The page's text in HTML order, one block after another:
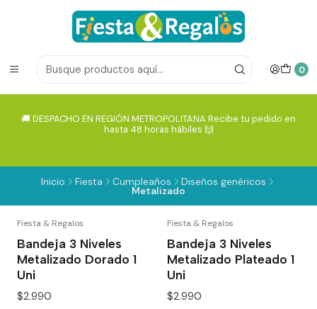
0
🚚 DESPACHO EN REGIÓN METROPOLITANA Recibe tu pedido en
hasta 48 horas hábiles 🙌
Inicio Fiesta Cumpleaños Diseños genéricos
Metalizado
Fiesta & Regalos
Bandeja 3 Niveles
Metalizado Dorado 1
Uni
$2.990
Fiesta & Regalos
Bandeja 3 Niveles
Metalizado Plateado 1
Uni
$2.990